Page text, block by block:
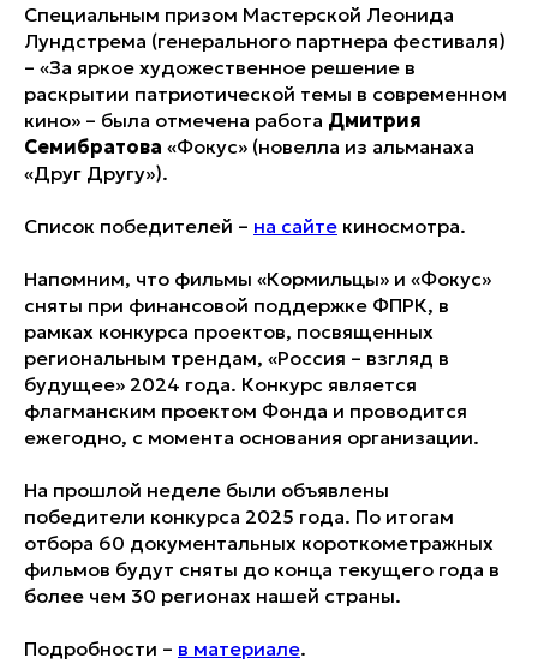
Специальным призом Мастерской Леонида
Лундстрема (генерального партнера фестиваля)
– «За яркое художественное решение в
раскрытии патриотической темы в современном
кино» – была отмечена работа Дмитрия
Семибратова «Фокус» (новелла из альманаха
«Друг Другу»).
Список победителей – на сайте киносмотра.
Напомним, что фильмы «Кормильцы» и «Фокус»
сняты при финансовой поддержке ФПРК, в
рамках конкурса проектов, посвященных
региональным трендам, «Россия – взгляд в
будущее» 2024 года. Конкурс является
флагманским проектом Фонда и проводится
ежегодно, с момента основания организации.
На прошлой неделе были объявлены
победители конкурса 2025 года. По итогам
отбора 60 документальных короткометражных
фильмов будут сняты до конца текущего года в
более чем 30 регионах нашей страны.
Подробности – в материале.